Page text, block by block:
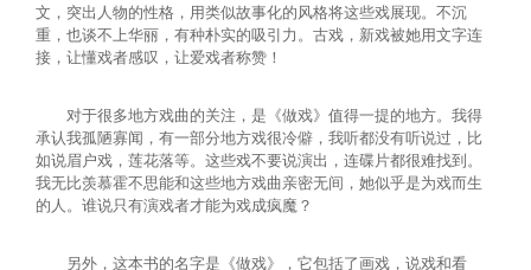
文，突出人物的性格，用类似故事化的风格将这些戏展现。不沉
重，也谈不上华丽，有种朴实的吸引力。古戏，新戏被她用文字连
接，让懂戏者感叹，让爱戏者称赞！
对于很多地方戏曲的关注，是《做戏》值得一提的地方。我得
承认我孤陋寡闻，有一部分地方戏很冷僻，我听都没有听说过，比
如说眉户戏，莲花落等。这些戏不要说演出，连碟片都很难找到。
我无比羡慕霍不思能和这些地方戏曲亲密无间，她似乎是为戏而生
的人。谁说只有演戏者才能为戏成疯魔？
另外，这本书的名字是《做戏》，它包括了画戏，说戏和看